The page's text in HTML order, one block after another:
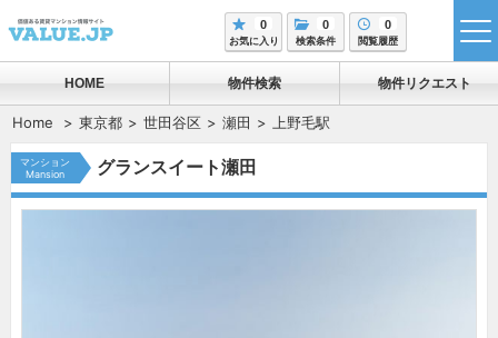
0
お気に入り
0
検索条件
0
閲覧履歴
HOME 物件検索 物件リクエスト
Home 東京都 世田谷区 瀬田 上野毛駅
マンション
Mansion
グランスイート瀬田